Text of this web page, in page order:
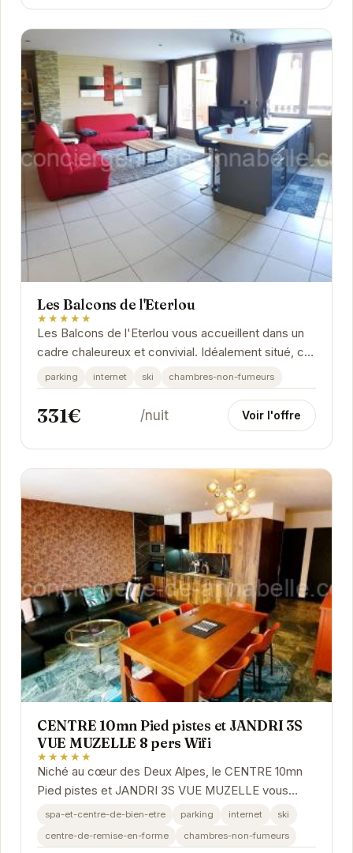
Les Balcons de l'Eterlou
★★★★★
Les Balcons de l'Eterlou vous accueillent dans un
cadre chaleureux et convivial. Idéalement situé, cet
établissement vous permet de profiter...
parking internet ski chambres-non-fumeurs
331€ /nuit Voir l'offre
CENTRE 10mn Pied pistes et JANDRI 3S
VUE MUZELLE 8 pers Wifi
★★★★★
Niché au cœur des Deux Alpes, le CENTRE 10mn
Pied pistes et JANDRI 3S VUE MUZELLE vous
offre un accès privilégié aux plaisirs de la
spa-et-centre-de-bien-etre parking internet
ski
centre-de-remise-en-forme
chambres-non-fumeurs